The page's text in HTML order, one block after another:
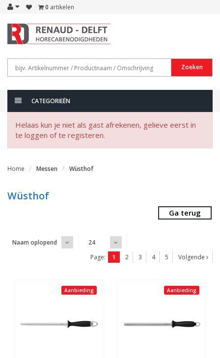
0 artikelen
Zoeken
CATEGORIEËN
Helaas kun je niet als gast afrekenen, gelieve eerst in
te loggen of te registeren.
Home Messen Wüsthof
Wüsthof
Ga terug
Naam oplopend
24
Page:
1 2 3 4 5 Volgende
Aanbieding Aanbieding